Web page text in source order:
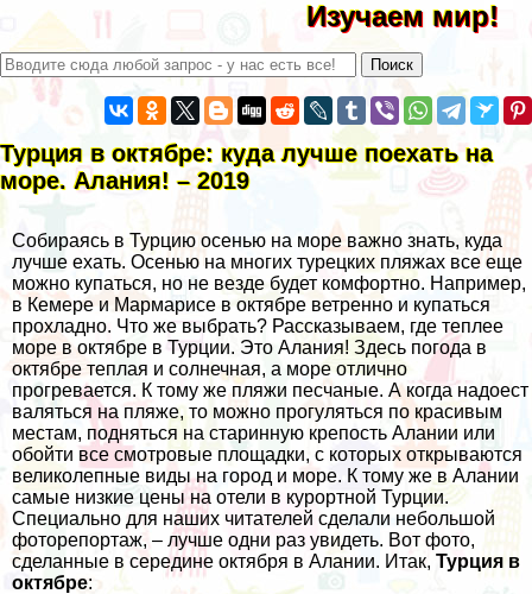
Изучаем мир!
Турция в октябре: куда лучше поехать на
море. Алания! – 2019
Собираясь в Турцию осенью на море важно знать, куда
лучше ехать. Осенью на многих турецких пляжах все еще
можно купаться, но не везде будет комфортно. Например,
в Кемере и Мармарисе в октябре ветренно и купаться
прохладно. Что же выбрать? Рассказываем, где теплее
море в октябре в Турции. Это Алания! Здесь погода в
октябре теплая и солнечная, а море отлично
прогревается. К тому же пляжи песчаные. А когда надоест
валяться на пляже, то можно прогуляться по красивым
местам, подняться на старинную крепость Алании или
обойти все смотровые площадки, с которых открываются
великолепные виды на город и море. К тому же в Алании
самые низкие цены на отели в курортной Турции.
Специально для наших читателей сделали небольшой
фоторепортаж, – лучше одни раз увидеть. Вот фото,
сделанные в середине октября в Алании. Итак, Турция в
октябре: